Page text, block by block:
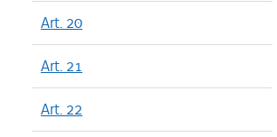
Art. 20
Art. 21
Art. 22